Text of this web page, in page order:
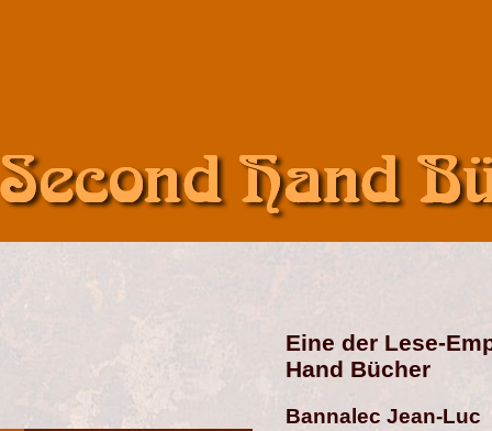
Eine der Lese-
Hand Bücher
Bannalec Jean-Luc